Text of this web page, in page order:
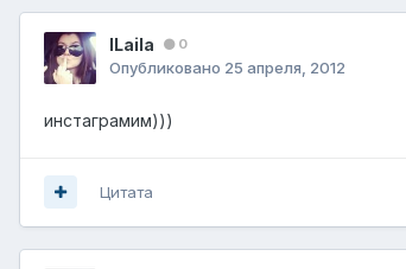
lLaila 0
Опубликовано 25 апреля, 2012
инстаграмим)))
Цитата